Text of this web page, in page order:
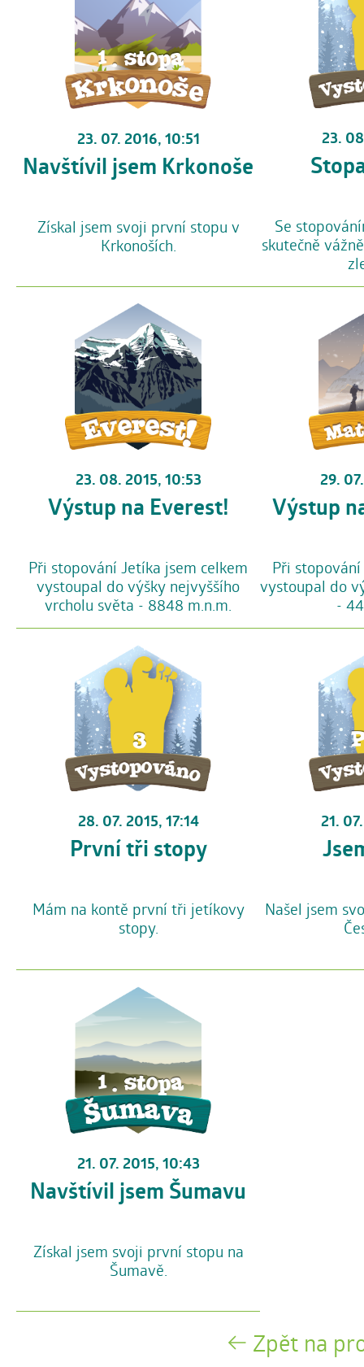
23. 07. 2016, 10:51
Navštívil jsem Krkonoše
Získal jsem svoji první stopu v
Krkonoších.
23.
Se
skutečně
23. 08. 2015, 10:53
Výstup na Everest!
Při stopování Jetíka jsem celkem
vystoupal do výšky nejvyššího
vrcholu světa - 8848 m.n.m.
29.
Výstup
Při
vystoupal do
-
28. 07. 2015, 17:14
První tři stopy
Mám na kontě první tři jetíkovy
stopy.
21.
Našel jsem
21. 07. 2015, 10:43
Navštívil jsem Šumavu
Získal jsem svoji první stopu na
Šumavě.
Zpět na